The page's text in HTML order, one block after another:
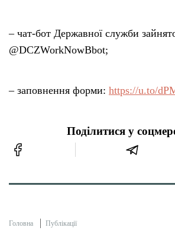
– чат-бот Державної служби
@DCZWorkNowBbot;
– заповнення форми: https://u.to/
Поділитися у
Головна Публікації